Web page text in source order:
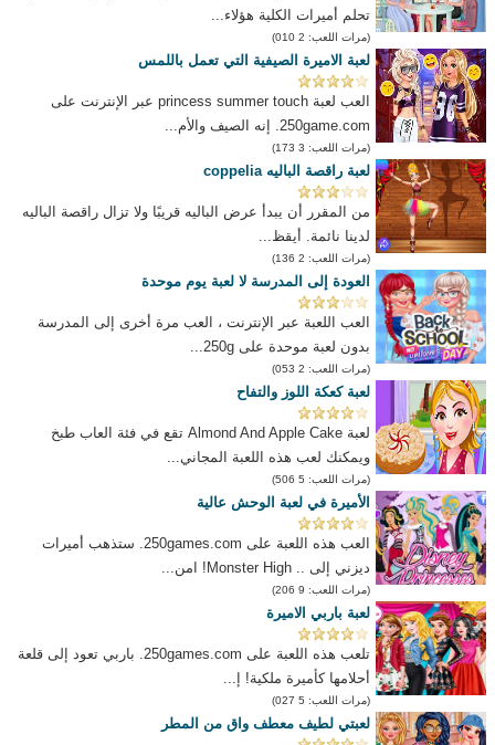
تحلم أميرات الكلية هؤلاء...
(مرات اللعب: 2 010)
لعبة الاميرة الصيفية التي تعمل باللمس
العب لعبة princess summer touch عبر الإنترنت على
250game.com. إنه الصيف والأم...
(مرات اللعب: 3 173)
لعبة راقصة الباليه coppelia
من المقرر أن يبدأ عرض الباليه قريبًا ولا تزال راقصة الباليه
لدينا نائمة. أيقظ...
(مرات اللعب: 2 136)
العودة إلى المدرسة لا لعبة يوم موحدة
العب اللعبة عبر الإنترنت ، العب مرة أخرى إلى المدرسة
بدون لعبة موحدة على 250g...
(مرات اللعب: 2 053)
لعبة كعكة اللوز والتفاح
لعبة Almond And Apple Cake تقع في فئة العاب طبخ
ويمكنك لعب هذه اللعبة المجاني...
(مرات اللعب: 5 506)
الأميرة في لعبة الوحش عالية
العب هذه اللعبة على 250games.com. ستذهب أميرات
ديزني إلى .. Monster High! امن...
(مرات اللعب: 9 206)
لعبة باربي الاميرة
تلعب هذه اللعبة على 250games.com. باربي تعود إلى قلعة
أحلامها كأميرة ملكية! إ...
(مرات اللعب: 5 027)
لعبتي لطيف معطف واق من المطر